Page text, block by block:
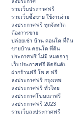
รวมเว็บประกาศฟรี
รวมเว็บซื้อขาย ใช้งานง่าย
ลงประกาศฟรี ทุกจังหวัด
ต้องการขาย
ปล่อยเช่า บ้าน คอนโด ที่ดิน
ขายบ้าน คอนโด ที่ดิน
ประกาศฟรี ไม่มี หมดอายุ
เว็บประกาศฟรี ติดอันดับ
ฝากร้านฟรี โพ ส ฟรี
ลงประกาศฟรี กรุงเทพ
ลงประกาศฟรี ทั่วไทย
ลงประกาศโฆษณาฟรี
ลงประกาศฟรี 2023
รวมเว็บลงประกาศฟรี